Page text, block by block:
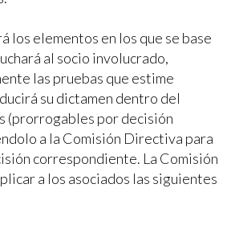
los elementos en los que se base
al socio involucrado,
las pruebas que estime
su dictamen dentro del
(prorrogables por decisión
a la Comisión Directiva para
correspondiente. La Comisión
a los asociados las siguientes